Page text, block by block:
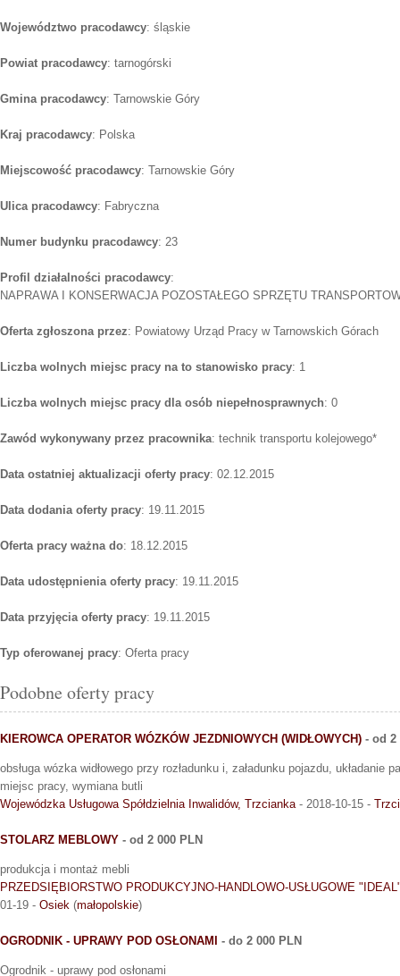
Województwo pracodawcy: śląskie
Powiat pracodawcy: tarnogórski
Gmina pracodawcy: Tarnowskie Góry
Kraj pracodawcy: Polska
Miejscowość pracodawcy: Tarnowskie Góry
Ulica pracodawcy: Fabryczna
Numer budynku pracodawcy: 23
Profil działalności pracodawcy:
NAPRAWA I KONSERWACJA POZOSTAŁEGO SPRZĘTU
Oferta zgłoszona przez: Powiatowy Urząd Pracy w Tarnowskich Górach
Liczba wolnych miejsc pracy na to stanowisko pracy: 1
Liczba wolnych miejsc pracy dla osób niepełnosprawnych: 0
Zawód wykonywany przez pracownika: technik transportu kolejowego*
Data ostatniej aktualizacji oferty pracy: 02.12.2015
Data dodania oferty pracy: 19.11.2015
Oferta pracy ważna do: 18.12.2015
Data udostępnienia oferty pracy: 19.11.2015
Data przyjęcia oferty pracy: 19.11.2015
Typ oferowanej pracy: Oferta pracy
Podobne oferty pracy
KIEROWCA OPERATOR WÓZKÓW JEZDNIOWYCH (WIDŁOWYCH) - od 2
obsługa wózka widłowego przy rozładunku i, załadunku pojazdu, układanie
miejsc pracy, wymiana butli
Wojewódzka Usługowa Spółdzielnia Inwalidów, Trzcianka- 2018-10-15 -
STOLARZ MEBLOWY - od 2 000 PLN
produkcja i montaż mebli
PRZEDSIĘBIORSTWO PRODUKCYJNO-HANDLOWO-USŁUGOWE
01-19 - Osiek (małopolskie)
OGRODNIK - UPRAWY POD OSŁONAMI - do 2 000 PLN
Ogrodnik - uprawy pod osłonami